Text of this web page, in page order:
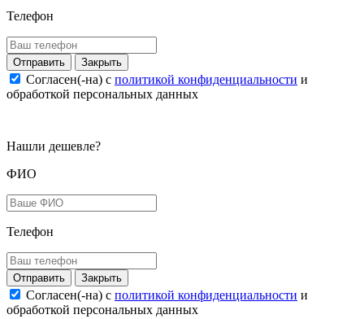
Телефон
Закрыть
Согласен(-на) c политикой конфиденциальности и
обработкой персональных данных
Нашли дешевле?
ФИО
Телефон
Закрыть
Согласен(-на) c политикой конфиденциальности и
обработкой персональных данных